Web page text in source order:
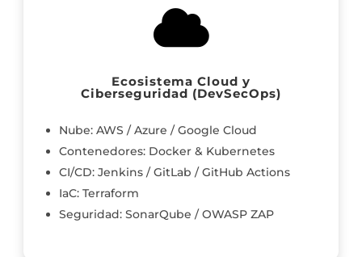

Ecosistema Cloud y
Ciberseguridad (DevSecOps)
Nube: AWS / Azure / Google Cloud
Contenedores: Docker & Kubernetes
CI/CD: Jenkins / GitLab / GitHub Actions
IaC: Terraform
Seguridad: SonarQube / OWASP ZAP